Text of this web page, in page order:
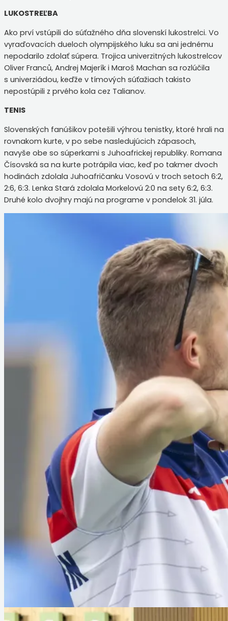
LUKOSTREĽBA
Ako prví vstúpili do súťažného dňa slovenskí lukostrelci. Vo
vyraďovacích dueloch olympijského luku sa ani jednému
nepodarilo zdolať súpera. Trojica univerzitných lukostrelcov
Oliver Franců, Andrej Majerík i Maroš Machan sa rozlúčila
s univerziádou, keďže v tímových súťažiach takisto
nepostúpili z prvého kola cez Talianov.
TENIS
Slovenských fanúšikov potešili výhrou tenistky, ktoré hrali na
rovnakom kurte, v po sebe nasledujúcich zápasoch,
navyše obe so súperkami s Juhoafrickej republiky. Romana
Čísovská sa na kurte potrápila viac, keď po takmer dvoch
hodinách zdolala Juhoafričanku Vosovú v troch setoch 6:2,
2:6, 6:3. Lenka Stará zdolala Morkelovú 2:0 na sety 6:2, 6:3.
Druhé kolo dvojhry majú na programe v pondelok 31. júla.